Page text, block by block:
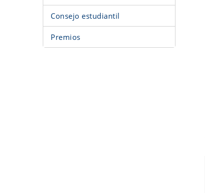
Consejo estudiantil
Premios